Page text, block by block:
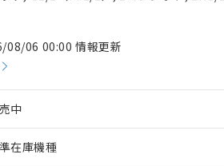
08/06 00:00 情報更新
中
在庫機種